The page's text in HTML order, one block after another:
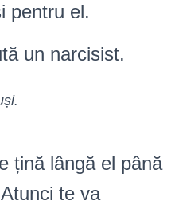
pentru el.
un narcisist.
țină lângă el până
te va